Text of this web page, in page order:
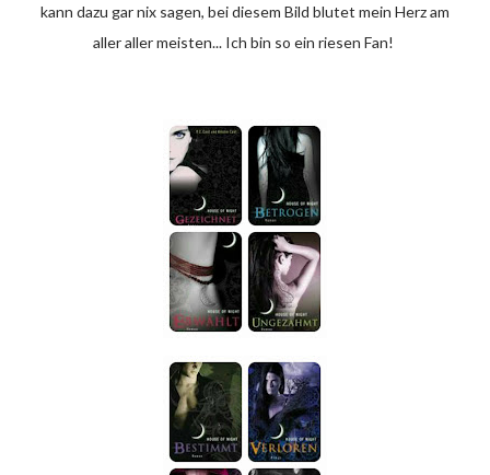
kann dazu gar nix sagen, bei diesem Bild blutet mein Herz am
aller aller meisten... Ich bin so ein riesen Fan!